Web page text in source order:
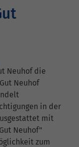
Neuhof die
Neuhof
in der
mit
Neuhof"
zum